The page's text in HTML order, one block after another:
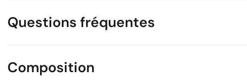
Questions fréquentes
Composition